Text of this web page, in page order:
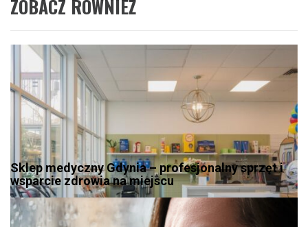
ZOBACZ RÓWNIEŻ
Sklep medyczny Gdynia – profesjonalny sprzęt i
wsparcie zdrowia na miejscu